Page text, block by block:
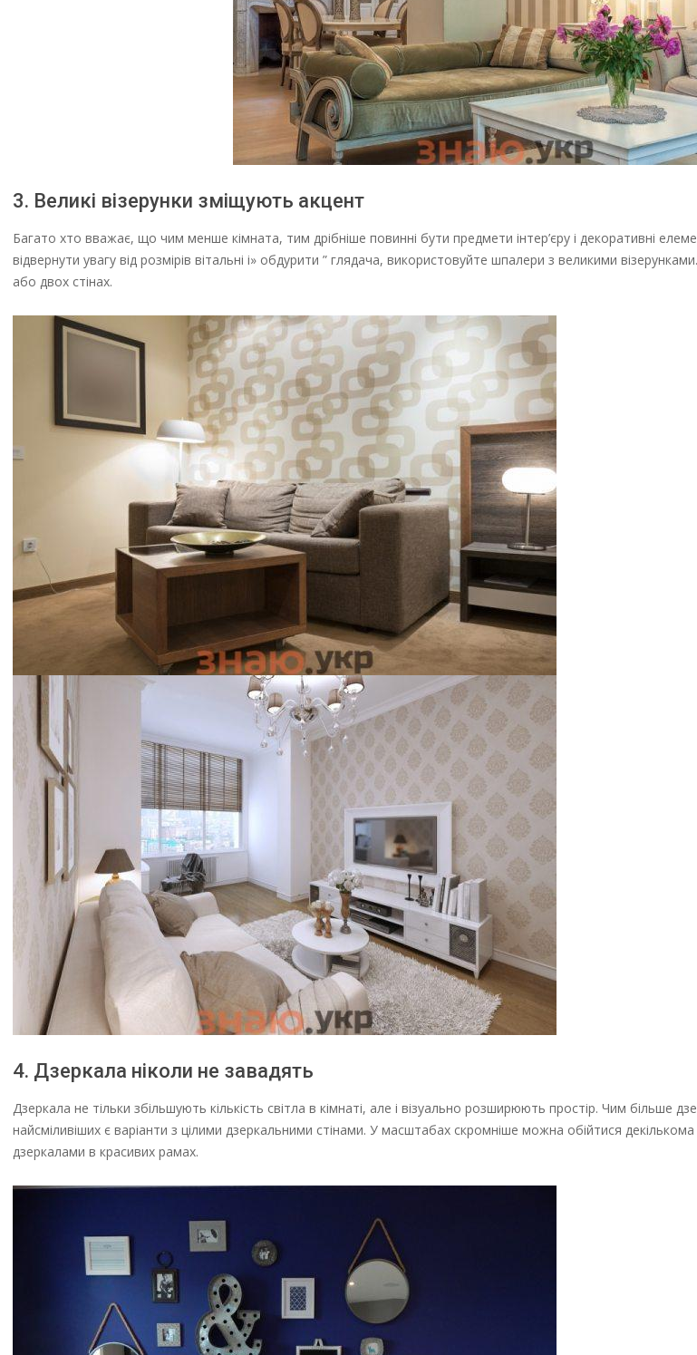
3. Великі візерунки зміщують акцент
Багато хто вважає, що чим менше кімната, тим дрібніше повинні бути предмети інтер’єру і декоративні
відвернути увагу від розмірів вітальні і» обдурити ” глядача, використовуйте шпалери з великими
або двох стінах.
4. Дзеркала ніколи не завадять
Дзеркала не тільки збільшують кількість світла в кімнаті, але і візуально розширюють простір. Чим більше
найсміливіших є варіанти з цілими дзеркальними стінами. У масштабах скромніше можна обійтися
дзеркалами в красивих рамах.